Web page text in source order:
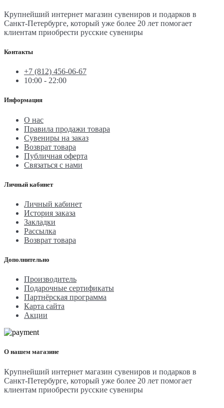
Крупнейший интернет магазин сувениров и подарков в
Санкт-Петербурге, который уже более 20 лет помогает
клиентам приобрести русские сувениры
Контакты
+7 (812) 456-06-67
10:00 - 22:00
Информация
О нас
Правила продажи товара
Сувениры на заказ
Возврат товара
Публичная оферта
Связаться с нами
Личный кабинет
Личный кабинет
История заказа
Закладки
Рассылка
Возврат товара
Дополнительно
Производитель
Подарочные сертификаты
Партнёрская программа
Карта сайта
Акции
О нашем магазине
Крупнейший интернет магазин сувениров и подарков в
Санкт-Петербурге, который уже более 20 лет помогает
клиентам приобрести русские сувениры